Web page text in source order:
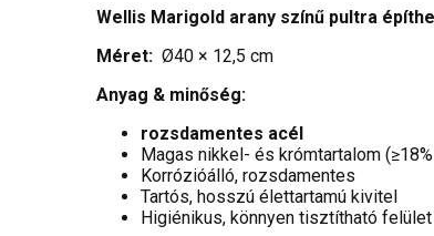
Wellis Marigold arany színű pultra
Méret: Ø40 × 12,5 cm
Anyag & minőség:
rozsdamentes acél
Magas nikkel- és krómtartalom
Korrózióálló, rozsdamentes
Tartós, hosszú élettartamú kivitel
Higiénikus, könnyen tisztítható felület